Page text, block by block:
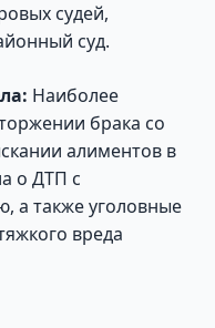
судей,
суд.
Наиболее
брака со
алиментов в
о ДТП с
а также уголовные
вреда